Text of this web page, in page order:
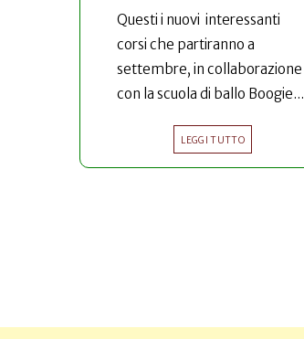
Questi i nuovi interessanti
corsi che partiranno a
settembre, in collaborazione
con la scuola di ballo Boogie...
LEGGI TUTTO